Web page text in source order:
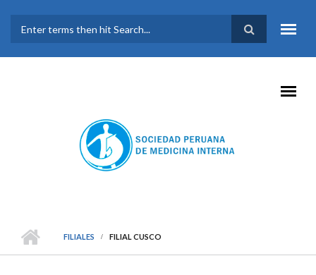
FORMULARIO DE
BÚSQUEDA
FILIALES FILIAL CUSCO